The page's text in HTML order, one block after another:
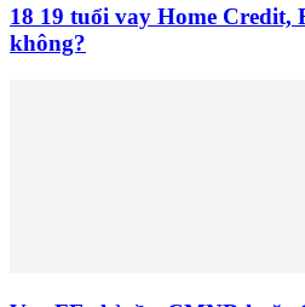
18 19 tuổi vay Home Credit,
không?